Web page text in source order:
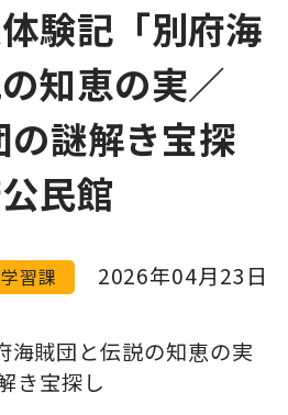
験記「別府海
知恵の実／
謎解き宝探
民館
習課 2026年04月23日
海賊団と伝説の知恵の実
き宝探し